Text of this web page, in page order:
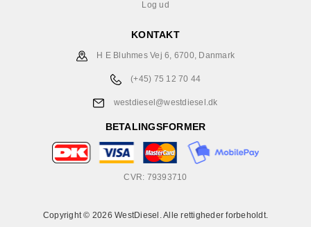
Log ud
KONTAKT
H E Bluhmes Vej 6, 6700, Danmark
(+45) 75 12 70 44
westdiesel@westdiesel.dk
BETALINGSFORMER
CVR: 79393710
Copyright © 2026 WestDiesel. Alle rettigheder forbeholdt.